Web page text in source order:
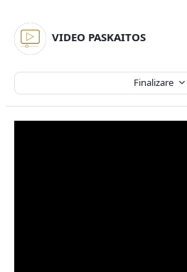
Finalizare
VIDEO PASKAITOS